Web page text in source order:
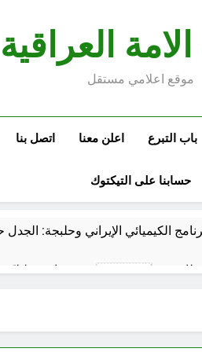
العراقية
موقع اعلامي مستقل
باب التبرع اعلن معنا اتصل بنا
حسابنا على التيكتوك
الكيميائي الإيراني وحلبجة:
قراءة تحليليّة